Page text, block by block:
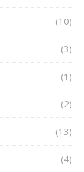
(10)
(3)
(1)
(2)
(13)
(4)